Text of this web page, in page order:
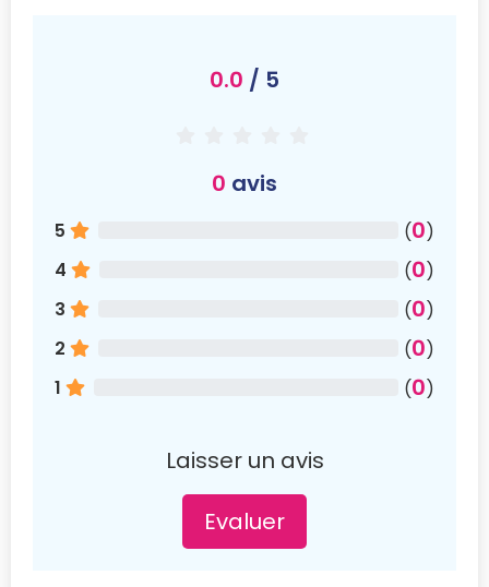
0.0 / 5
0 avis
5 (0)
4
(0)
3
(0)
2
(0)
1
(0)
Laisser un avis
Evaluer